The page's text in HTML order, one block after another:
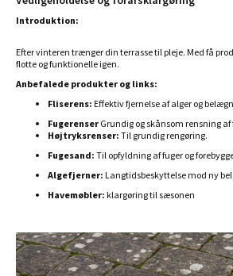
Introduktion:
Efter vinteren trænger din terrasse til pleje. Med få
flotte og funktionelle igen.
Anbefalede produkter og links:
Fliserens: Effektiv fjernelse af alger og
Fugerenser Grundig og skånsom rensning af
Højtryksrenser: Til grundig rengøring.
Fugesand: Til opfyldning af fuger og
Algefjerner: Langtidsbeskyttelse mod ny
Havemøbler: klargøring til sæsonen